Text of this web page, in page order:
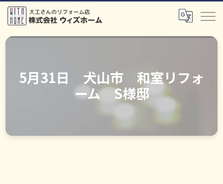
5月31日 犬山市 和室リフォ
ーム S様邸